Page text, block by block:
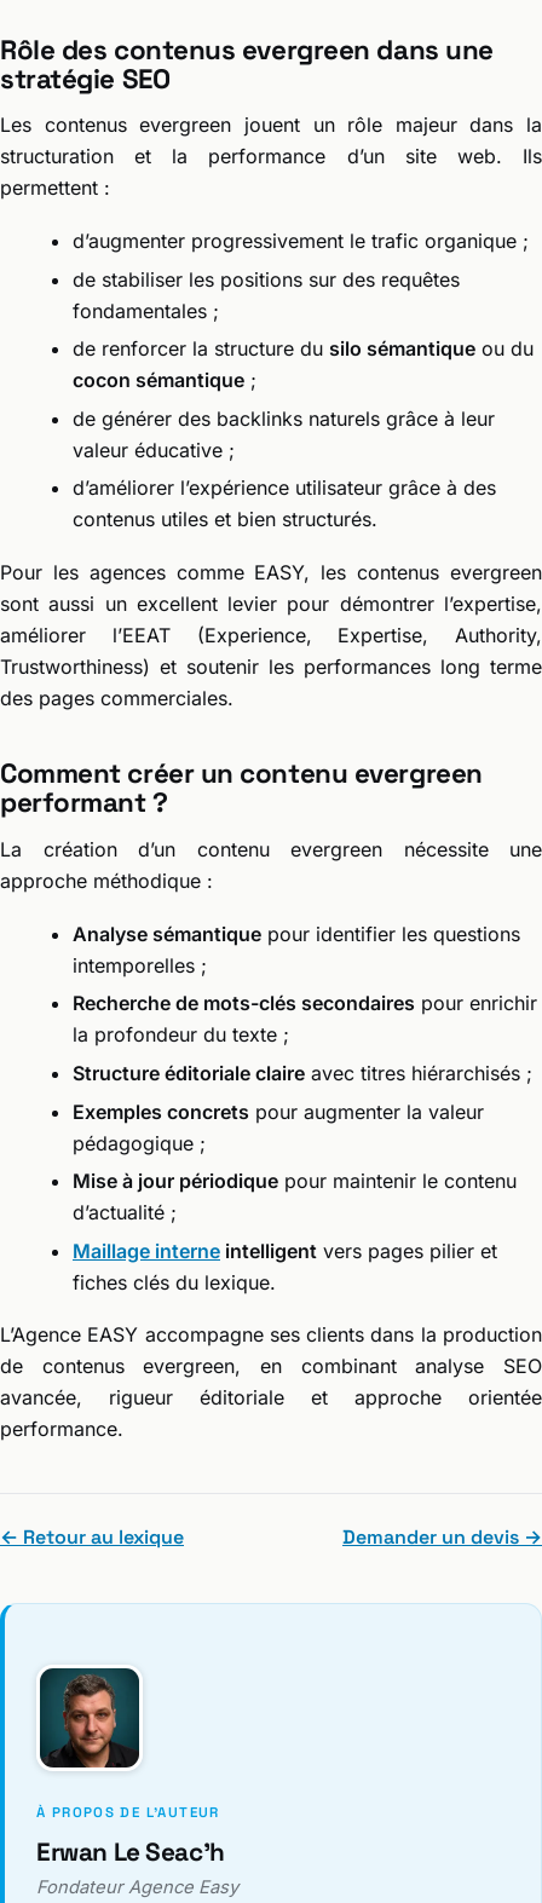
Rôle des contenus evergreen dans une
stratégie SEO
Les contenus evergreen jouent un rôle majeur dans la
structuration et la performance d’un site web. Ils
permettent :
d’augmenter progressivement le trafic organique ;
de stabiliser les positions sur des requêtes
fondamentales ;
de renforcer la structure du silo sémantique ou du
cocon sémantique ;
de générer des backlinks naturels grâce à leur
valeur éducative ;
d’améliorer l’expérience utilisateur grâce à des
contenus utiles et bien structurés.
Pour les agences comme EASY, les contenus evergreen
sont aussi un excellent levier pour démontrer l’expertise,
améliorer l’EEAT (Experience, Expertise, Authority,
Trustworthiness) et soutenir les performances long terme
des pages commerciales.
Comment créer un contenu evergreen
performant ?
La création d’un contenu evergreen nécessite une
approche méthodique :
Analyse sémantique pour identifier les questions
intemporelles ;
Recherche de mots-clés secondaires pour enrichir
la profondeur du texte ;
Structure éditoriale claire avec titres hiérarchisés ;
Exemples concrets pour augmenter la valeur
pédagogique ;
Mise à jour périodique pour maintenir le contenu
d’actualité ;
Maillage interne intelligent vers pages pilier et
fiches clés du lexique.
L’Agence EASY accompagne ses clients dans la production
de contenus evergreen, en combinant analyse SEO
avancée, rigueur éditoriale et approche orientée
performance.
← Retour au lexique Demander un devis →
À PROPOS DE L'AUTEUR
Erwan Le Seac'h
Fondateur Agence Easy